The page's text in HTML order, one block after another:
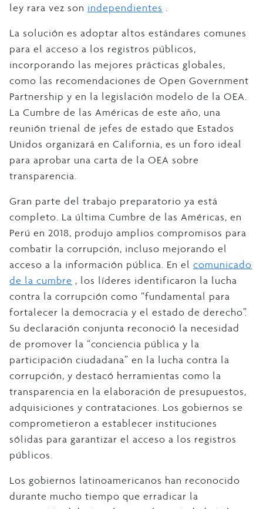
ley rara vez son independientes .
La solución es adoptar altos estándares comunes
para el acceso a los registros públicos,
incorporando las mejores prácticas globales,
como las recomendaciones de Open Government
Partnership y en la legislación modelo de la OEA.
La Cumbre de las Américas de este año, una
reunión trienal de jefes de estado que Estados
Unidos organizará en California, es un foro ideal
para aprobar una carta de la OEA sobre
transparencia.
Gran parte del trabajo preparatorio ya está
completo. La última Cumbre de las Américas, en
Perú en 2018, produjo amplios compromisos para
combatir la corrupción, incluso mejorando el
acceso a la información pública. En el comunicado
de la cumbre , los líderes identificaron la lucha
contra la corrupción como “fundamental para
fortalecer la democracia y el estado de derecho”.
Su declaración conjunta reconoció la necesidad
de promover la “conciencia pública y la
participación ciudadana” en la lucha contra la
corrupción, y destacó herramientas como la
transparencia en la elaboración de presupuestos,
adquisiciones y contrataciones. Los gobiernos se
comprometieron a establecer instituciones
sólidas para garantizar el acceso a los registros
públicos.
Los gobiernos latinoamericanos han reconocido
durante mucho tiempo que erradicar la